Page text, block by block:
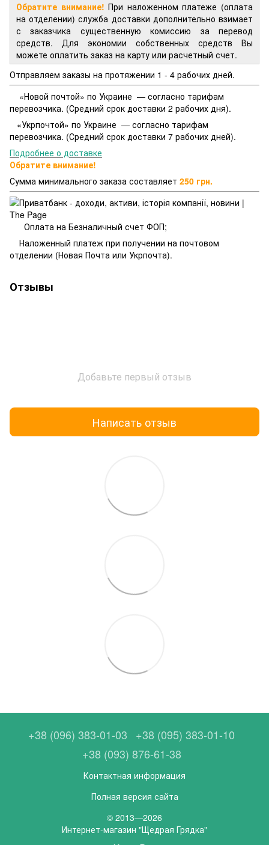
Обратите внимание!При наложенном платеже (оплата
на отделении) служба доставки дополнительно взимает
с заказчика существенную комиссию за перевод
средств. Для экономии собственных средств Вы
можете оплатить заказ на карту или расчетный счет.
Отправляем заказы на протяжении 1 - 4 рабочих дней.
«Новой почтой» по Украине — согласно тарифам
перевозчика. (Средний срок доставки 2 рабочих дня).
«Укрпочтой» по Украине — согласно тарифам
перевозчика. (Средний срок доставки 7 рабочих дней).
Подробнее о доставке
Обратите внимание!
Сумма минимального заказа составляет 250 грн.
Оплата на Безналичный счет ФОП;
Наложенный платеж при получении на почтовом
отделении (Новая Почта или Укрпочта).
Отзывы
Добавьте первый отзыв
Написать отзыв
+38 (096) 383-01-03
+38 (095) 383-01-10
+38 (093) 876-61-38
Контактная информация
Полная версия сайта
© 2013—2026
Интернет-магазин "Щедрая Грядка"